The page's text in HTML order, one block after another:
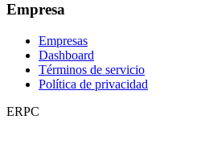
Empresa
Empresas
Dashboard
Términos de servicio
Política de privacidad
ERPC